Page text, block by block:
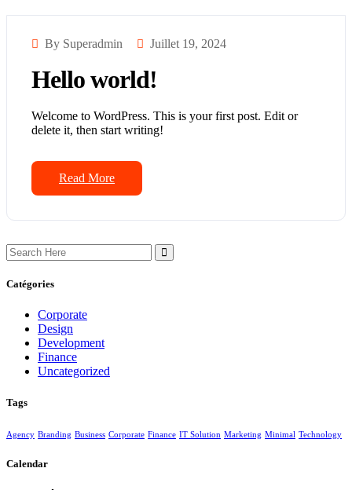
By Superadmin Juillet 19, 2024
Hello world!
Welcome to WordPress. This is your first post. Edit or
delete it, then start writing!
Read More
Catégories
Corporate
Design
Development
Finance
Uncategorized
Tags
Agency Branding Business Corporate Finance IT Solution Marketing Minimal Technology
Calendar